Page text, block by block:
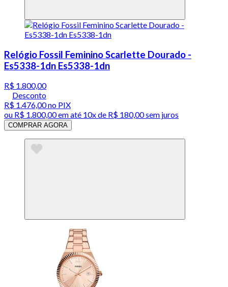
Relógio Fossil Feminino Scarlette Dourado -
Es5338-1dn Es5338-1dn
R$ 1.800,00
Desconto
R$ 1.476,00no PIX
ou R$ 1.800,00em até 10x de R$ 180,00 sem juros
COMPRAR AGORA